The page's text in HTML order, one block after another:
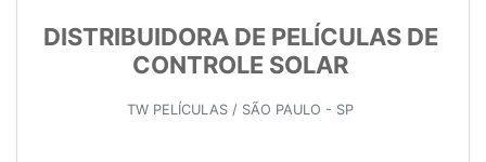
DISTRIBUIDORA DE PELÍCULAS DE
CONTROLE SOLAR
TW PELÍCULAS / SÃO PAULO - SP